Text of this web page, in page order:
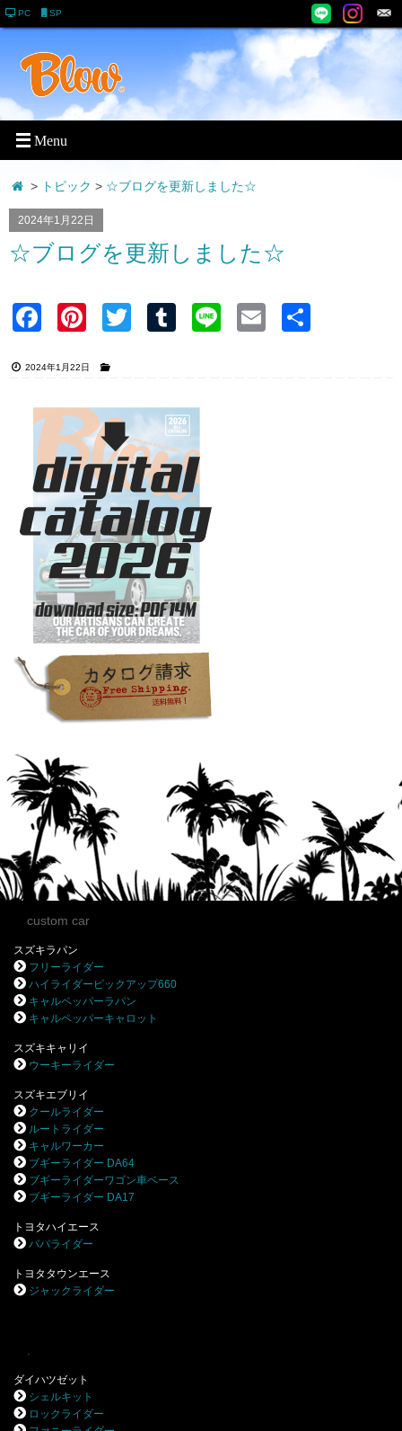
PC SP
> トピック > ☆ブログを更新しました☆
2024年1月22日
☆ブログを更新しました☆
Faceb Pinter Twitter Tumblr Line Email
2024年1月22日
custom car
スズキラパン
フリーライダー
ハイライダーピックアップ660
キャルペッパーラパン
キャルペッパーキャロット
スズキキャリイ
ウーキーライダー
スズキエブリイ
クールライダー
ルートライダー
キャルワーカー
ブギーライダー DA64
ブギーライダーワゴン車ベース
ブギーライダー DA17
トヨタハイエース
パパライダー
トヨタタウンエース
ジャックライダー
ダイハツゼット
シェルキット
ロックライダー